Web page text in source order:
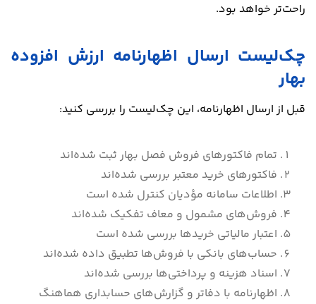
راحت‌تر خواهد بود.
چک‌لیست ارسال اظهارنامه ارزش افزوده
بهار
قبل از ارسال اظهارنامه، این چک‌لیست را بررسی کنید:
تمام فاکتورهای فروش فصل بهار ثبت شده‌اند
فاکتورهای خرید معتبر بررسی شده‌اند
اطلاعات سامانه مؤدیان کنترل شده است
فروش‌های مشمول و معاف تفکیک شده‌اند
اعتبار مالیاتی خریدها بررسی شده است
حساب‌های بانکی با فروش‌ها تطبیق داده شده‌اند
اسناد هزینه و پرداختی‌ها بررسی شده‌اند
اظهارنامه با دفاتر و گزارش‌های حسابداری هماهنگ